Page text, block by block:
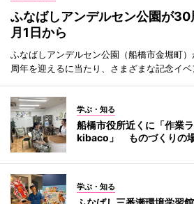
ふなばしアンデルセン公園が
月1日から
ふなばしアンデルセン公園（船橋市金堀町
周年を迎えるに当たり、さまざまな記念イベ
学ぶ・知る
船橋市役所近くに「作業
kibaco」 ものづくりの
学ぶ・知る